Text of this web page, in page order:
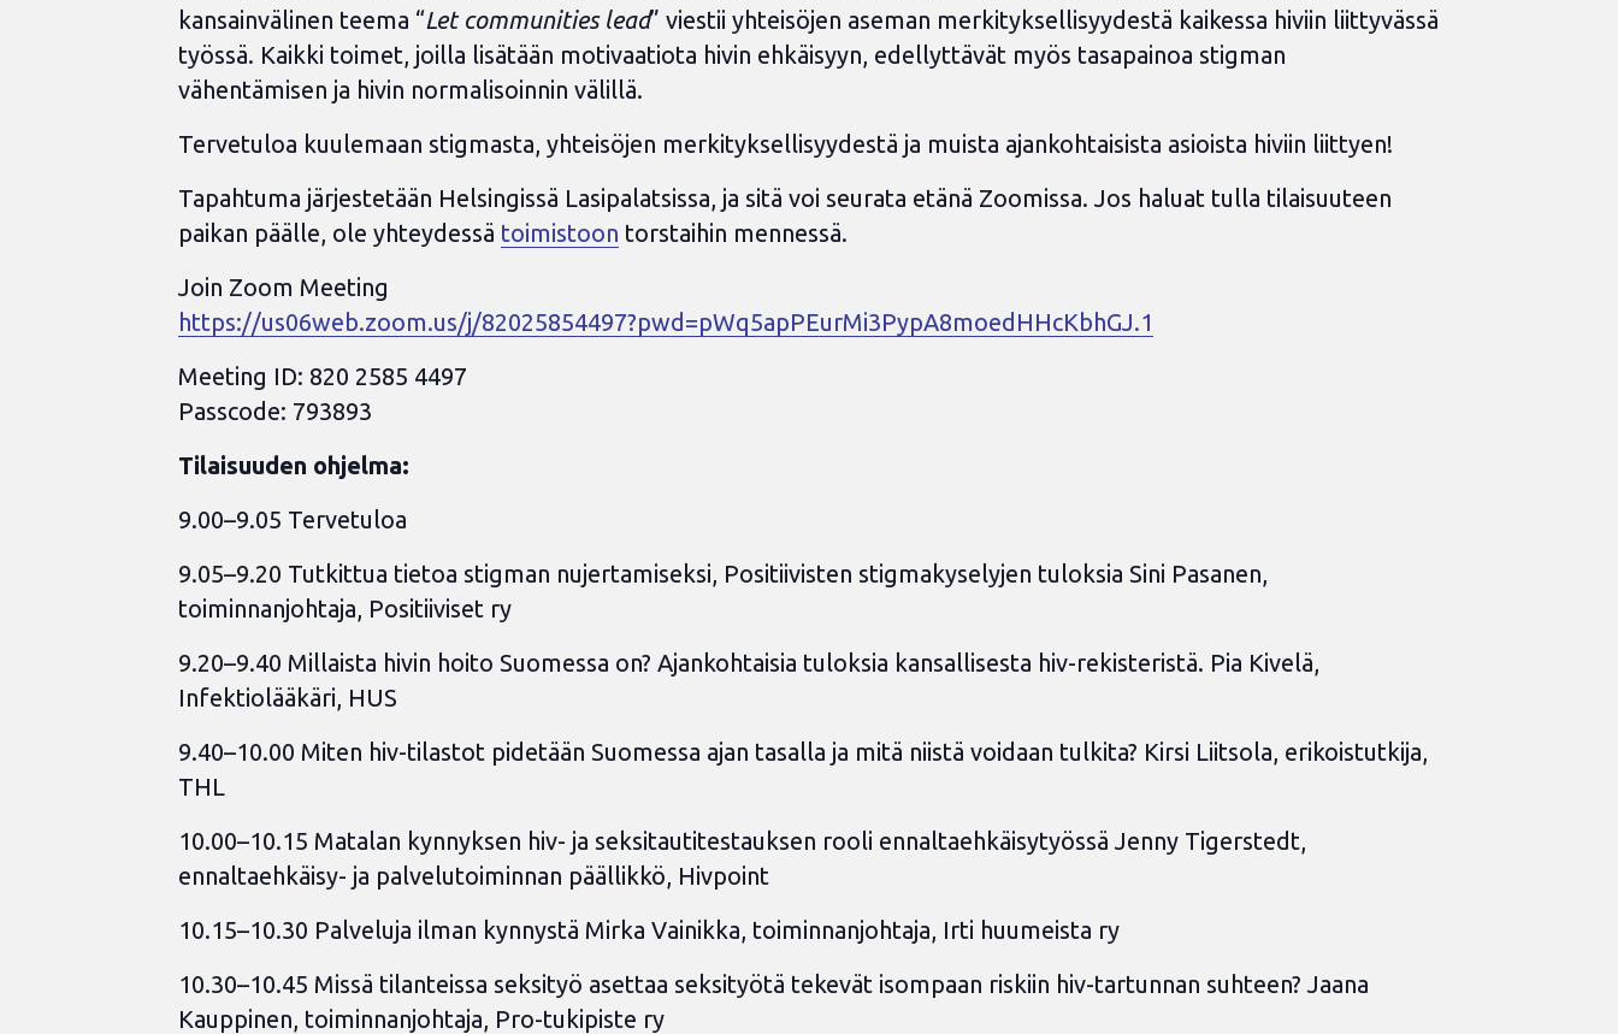
kansainvälinen teema “Let communities lead” viestii yhteisöjen aseman merkityksellisyydestä kaikessa hiviin liittyvässä
työssä. Kaikki toimet, joilla lisätään motivaatiota hivin ehkäisyyn, edellyttävät myös tasapainoa stigman
vähentämisen ja hivin normalisoinnin välillä.
Tervetuloa kuulemaan stigmasta, yhteisöjen merkityksellisyydestä ja muista ajankohtaisista asioista hiviin liittyen!
Tapahtuma järjestetään Helsingissä Lasipalatsissa, ja sitä voi seurata etänä Zoomissa. Jos haluat tulla tilaisuuteen
paikan päälle, ole yhteydessä toimistoon torstaihin mennessä.
Join Zoom Meeting
https://us06web.zoom.us/j/82025854497?pwd=pWq5apPEurMi3PypA8moedHHcKbhGJ.1
Meeting ID: 820 2585 4497
Passcode: 793893
Tilaisuuden ohjelma:
9.00–9.05 Tervetuloa
9.05–9.20 Tutkittua tietoa stigman nujertamiseksi, Positiivisten stigmakyselyjen tuloksia Sini Pasanen,
toiminnanjohtaja, Positiiviset ry
9.20–9.40 Millaista hivin hoito Suomessa on? Ajankohtaisia tuloksia kansallisesta hiv-rekisteristä. Pia Kivelä,
Infektiolääkäri, HUS
9.40–10.00 Miten hiv-tilastot pidetään Suomessa ajan tasalla ja mitä niistä voidaan tulkita? Kirsi Liitsola, erikoistutkija,
THL
10.00–10.15 Matalan kynnyksen hiv- ja seksitautitestauksen rooli ennaltaehkäisytyössä Jenny Tigerstedt,
ennaltaehkäisy- ja palvelutoiminnan päällikkö, Hivpoint
10.15–10.30 Palveluja ilman kynnystä Mirka Vainikka, toiminnanjohtaja, Irti huumeista ry
10.30–10.45 Missä tilanteissa seksityö asettaa seksityötä tekevät isompaan riskiin hiv-tartunnan suhteen? Jaana
Kauppinen, toiminnanjohtaja, Pro-tukipiste ry